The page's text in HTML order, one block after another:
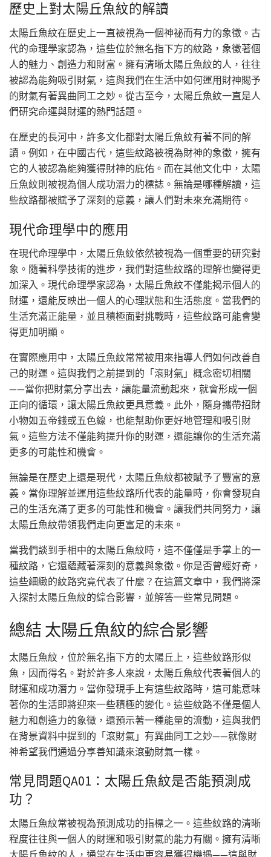
歷史上對太陽丘魚紋的解讀
太陽丘魚紋在歷史上一直被視為一個神祕而有力的象徵。古
代的命理學家認為，這些位於無名指下方的紋路，象徵著個
人的魅力、創造力和財富。擁有清晰太陽丘魚紋的人，往往
被認為能夠吸引財氣，這與我們在生活中如何運用財神賜予
的財氣有著異曲同工之妙。從古至今，太陽丘魚紋一直是人
們研究命運與財運的熱門話題。
在歷史的長河中，許多文化都對太陽丘魚紋有著不同的解
讀。例如，在中國古代，這些紋路被視為財神的象徵，擁有
它的人被認為能夠獲得財神的庇佑。而在其他文化中，太陽
丘魚紋則被視為個人成功潛力的標誌。無論是哪種解讀，這
些紋路都被賦予了深刻的意義，讓人們對未來充滿期待。
現代命理學中的應用
在現代命理學中，太陽丘魚紋依然被視為一個重要的研究對
象。隨著科學技術的進步，我們對這些紋路的理解也變得更
加深入。現代命理學家認為，太陽丘魚紋不僅能揭示個人的
財運，還能反映出一個人的心理狀態和生活態度。當我們的
生活充滿正能量，並且積極面對挑戰時，這些紋路可能會變
得更加明顯。
在實際應用中，太陽丘魚紋常常被用來指導人們如何改善自
己的財運。這與我們之前提到的「滾財氣」概念密切相關
——當你把財氣分享出去，讓能量流動起來，就會形成一個
正向的循環，讓太陽丘魚紋更具意義。此外，隨身攜帶招財
小物如五帝錢或五色線，也能幫助你更好地管理和吸引財
氣。這些方法不僅能夠提升你的財運，還能讓你的生活充滿
更多的可能性和機會。
無論是在歷史上還是現代，太陽丘魚紋都被賦予了豐富的意
義。當你理解並運用這些紋路所代表的能量時，你會發現自
己的生活充滿了更多的可能性和機會。讓我們共同努力，讓
太陽丘魚紋帶領我們走向更富足的未來。
當我們談到手相中的太陽丘魚紋時，這不僅僅是手掌上的一
種紋路，它還蘊藏著深刻的意義與象徵。你是否曾經好奇，
這些細緻的紋路究竟代表了什麼？在這篇文章中，我們將深
入探討太陽丘魚紋的綜合影響，並解答一些常見問題。
總結 太陽丘魚紋的綜合影響
太陽丘魚紋，位於無名指下方的太陽丘上，這些紋路形似
魚，因而得名。對於許多人來說，太陽丘魚紋代表著個人的
財運和成功潛力。當你發現手上有這些紋路時，這可能意味
著你的生活即將迎來一些積極的變化。這些紋路不僅是個人
魅力和創造力的象徵，還預示著一種能量的流動，這與我們
在背景資料中提到的「滾財氣」有異曲同工之妙——就像財
神希望我們通過分享善知識來滾動財氣一樣。
常見問題QA01：太陽丘魚紋是否能預測成
功？
太陽丘魚紋常被視為預測成功的指標之一。這些紋路的清晰
程度往往與一個人的財運和吸引財氣的能力有關。擁有清晰
太陽丘魚紋的人，通常在生活中更容易獲得機遇——這與財